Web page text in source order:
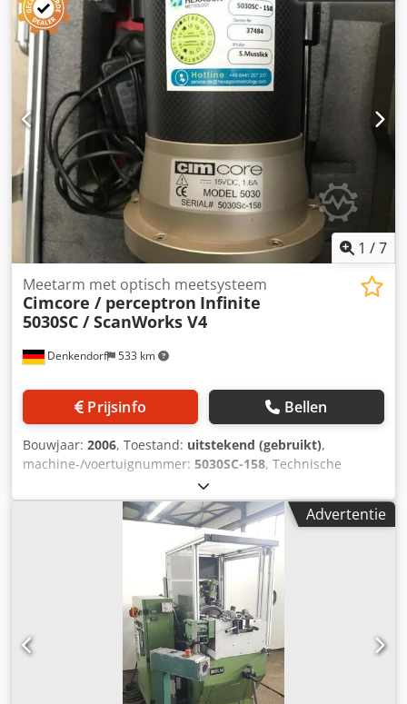
afneembare draadaanvoer, inclusief aardingskabel,
gasaansluiting -Draadaanvoer: 4-rollen aandrijving
Credpfx Aod I U Dwefkjf -Koeling: Watergekoeld -
Afmetingen: 655/900/H1490 mm -Gewicht: 160 kg
1 /7
Denkendorf 533 km
Meetarm met optisch meetsysteem
Cimcore / perceptron Infinite
5030SC / ScanWorks V4
Prijsinfo Bellen
Bouwjaar: 2006, Toestand: uitstekend (gebruikt),
machine-/voertuignummer: 5030SC-158, Technische
gegevens Fabrikant: Cimcore Type: Infinite 5030 SC
Bouwjaar: 2006 Certificaatdatum: 05.05.2014
Serienummer: 5030SC-158 Optische sensor: perceptron
ScanWorks V4 Codpfx Afoim H R Dekorf Verdere gegevens
op aanvraag. De machine kan worden gemoderniseerd
met nieuwe accessoires volgens de eisen van de klant.
Prijs: op aanvraag! Montage en inbedrijfstelling mogelijk!
Wij doen u graag een gedetailleerde offerte toekomen! Let
op: Ons aanbod is uitsluitend gericht op gespecialiseerde
klanten! (Onder voorbehoud van wijzigingen en fouten in
technische gegevens, specificaties en prijzen, alsmede en
prijzen ook onder voorbehoud van voorafgaande verkoop)!
Advertentie